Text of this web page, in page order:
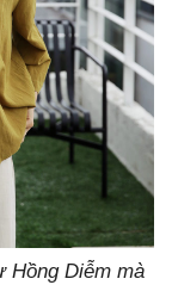
Hồng Diễm mà